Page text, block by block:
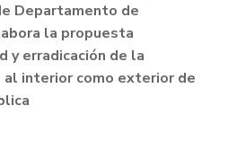
Departamento de
la propuesta
y erradicación de la
al interior como exterior de